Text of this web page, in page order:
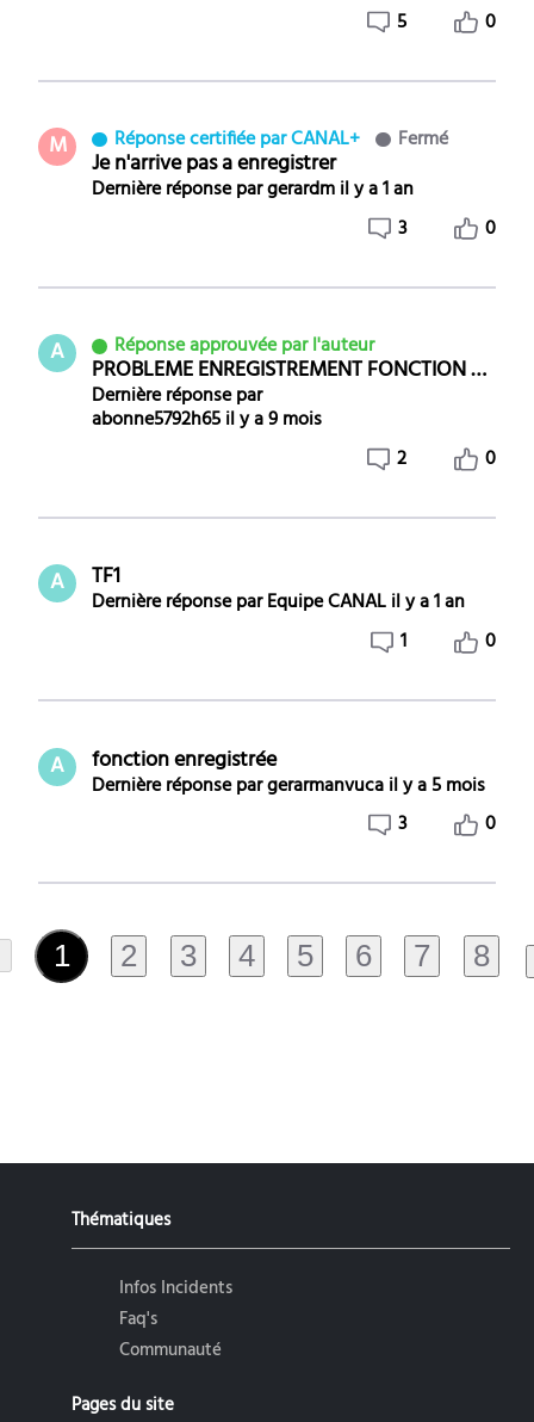
5
0
M Réponse certifiée par CANAL+ Fermé
Je n'arrive pas a enregistrer
Dernière réponse pargerardm il y a 1 an
3
0
A Réponse approuvée par l'auteur
PROBLEME ENREGISTREMENT FONCTION NON DISPONIBLE
Dernière réponse par
abonne5792h65 il y a 9 mois
2
0
A TF1
Dernière réponse par Equipe CANAL il y a 1 an
1
0
A fonction enregistrée
Dernière réponse pargerarmanvuca il y a 5 mois
3
0
1 2 3 4 5 6 7 8
Thématiques
Infos Incidents
Faq's
Communauté
Pages du site